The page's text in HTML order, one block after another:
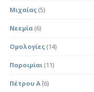
Μιχαίας (5)
Νεεμία (6)
Ομολογίες (14)
Παροιμίαι (11)
Πέτρου Α΄(6)